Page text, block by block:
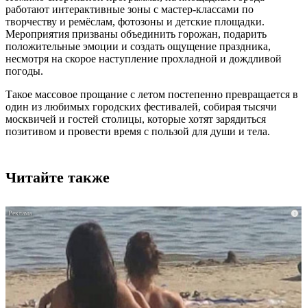
работают интерактивные зоны с мастер-классами по
творчеству и ремёслам, фотозоны и детские площадки.
Мероприятия призваны объединить горожан, подарить
положительные эмоции и создать ощущение праздника,
несмотря на скорое наступление прохладной и дождливой
погоды.
Такое массовое прощание с летом постепенно превращается в
один из любимых городских фестивалей, собирая тысячи
москвичей и гостей столицы, которые хотят зарядиться
позитивом и провести время с пользой для души и тела.
Читайте также
i